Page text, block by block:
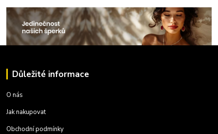
Důležité informace
O nás
Jak nakupovat
Obchodní podmínky